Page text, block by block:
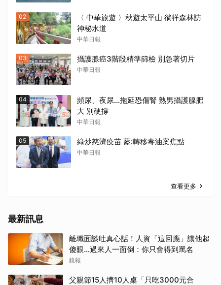
02
〈 中華旅遊 〉秋遊太平山 徜徉森林訪
神秘水道
中華日報
03 攝護腺癌3階段精準篩檢 別急著切片
中華日報
04
頻尿、夜尿…拖延恐傷腎 熟男攝護腺肥
大 別硬撐
中華日報
05 綠炒慈濟疫苗 藍:轉移毒油案焦點
中華日報
查看更多
最新訊息
離職面談吐真心話！人資「這回應」讓他超
傻眼…過來人一面倒：你只會得到罵名
鏡報
父親節15人擠10人桌「只吃3000元合